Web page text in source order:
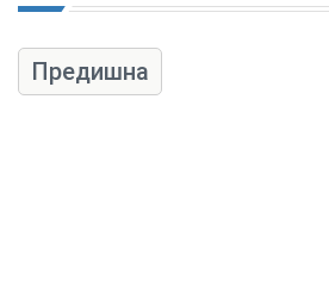
Предишна